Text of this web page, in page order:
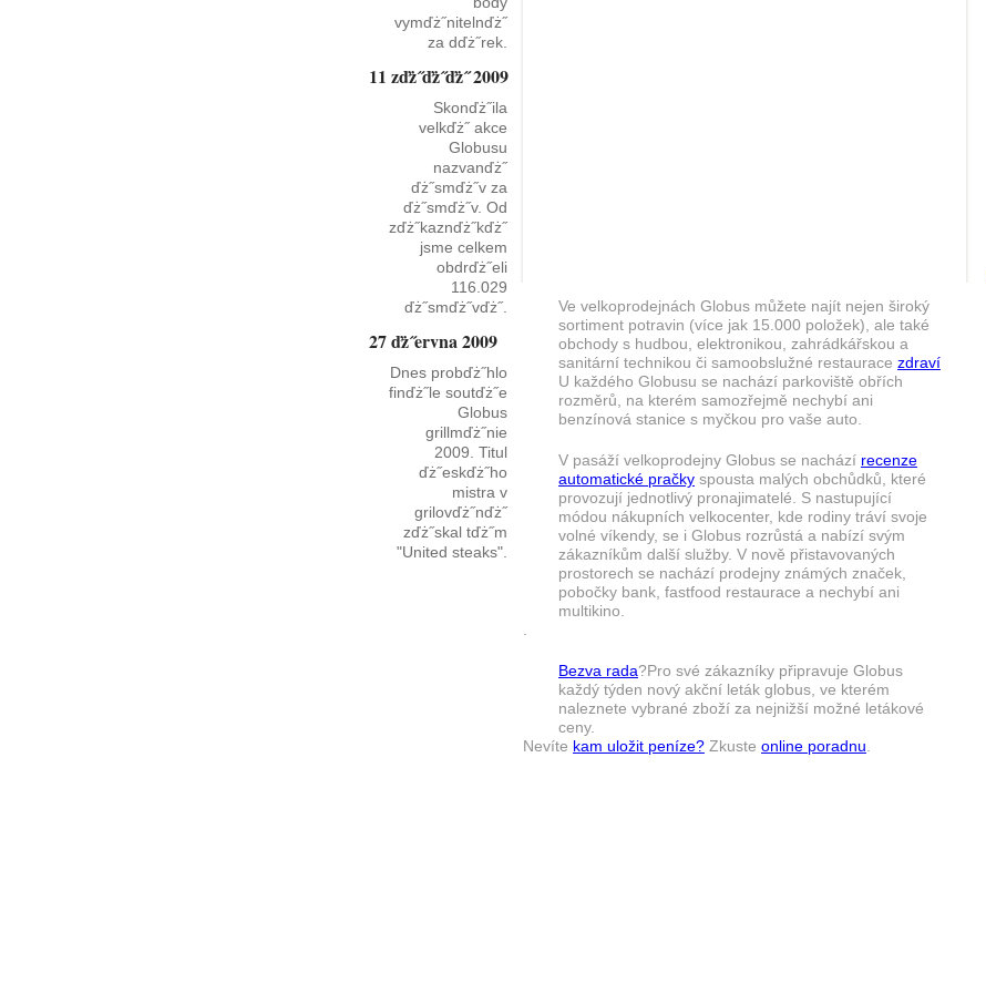
vymďż˝nitelnďż˝
za dďż˝rek.
11 zďż˝ďż˝ďż˝ 2009
Skonďż˝ila
velkďż˝ akce
Globusu
nazvanďż˝
ďż˝smďż˝v za
ďż˝smďż˝v. Od
zďż˝kaznďż˝kďż˝
jsme celkem
obdrďż˝eli
116.029
ďż˝smďż˝vďż˝.
27 ďż˝ervna 2009
Dnes probďż˝hlo
finďż˝le soutďż˝e
Globus
grillmďż˝nie
2009. Titul
ďż˝eskďż˝ho
mistra v
grilovďż˝nďż˝
zďż˝skal tďż˝m
"United steaks".
Ve velkoprodejnách Globus můžete najít nejen široký
sortiment potravin (více jak 15.000 položek), ale také
obchody s hudbou, elektronikou, zahrádkářskou a
sanitární technikou či samoobslužné restaurace zdraví
U každého Globusu se nachází parkoviště obřích
rozměrů, na kterém samozřejmě nechybí ani
benzínová stanice s myčkou pro vaše auto.
V pasáží velkoprodejny Globus se nachází recenze
automatické pračky spousta malých obchůdků, které
provozují jednotlivý pronajimatelé. S nastupující
módou nákupních velkocenter, kde rodiny tráví svoje
volné víkendy, se i Globus rozrůstá a nabízí svým
zákazníkům další služby. V nově přistavovaných
prostorech se nachází prodejny známých značek,
pobočky bank, fastfood restaurace a nechybí ani
multikino.
Bezva rada?Pro své zákazníky připravuje Globus
každý týden nový akční leták globus, ve kterém
naleznete vybrané zboží za nejnižší možné letákové
ceny.
Nevíte kam uložit peníze? Zkuste online poradnu